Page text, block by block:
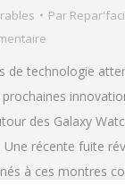
Par
de technologie
des Galaxy
Une récente fuite
à ces montres